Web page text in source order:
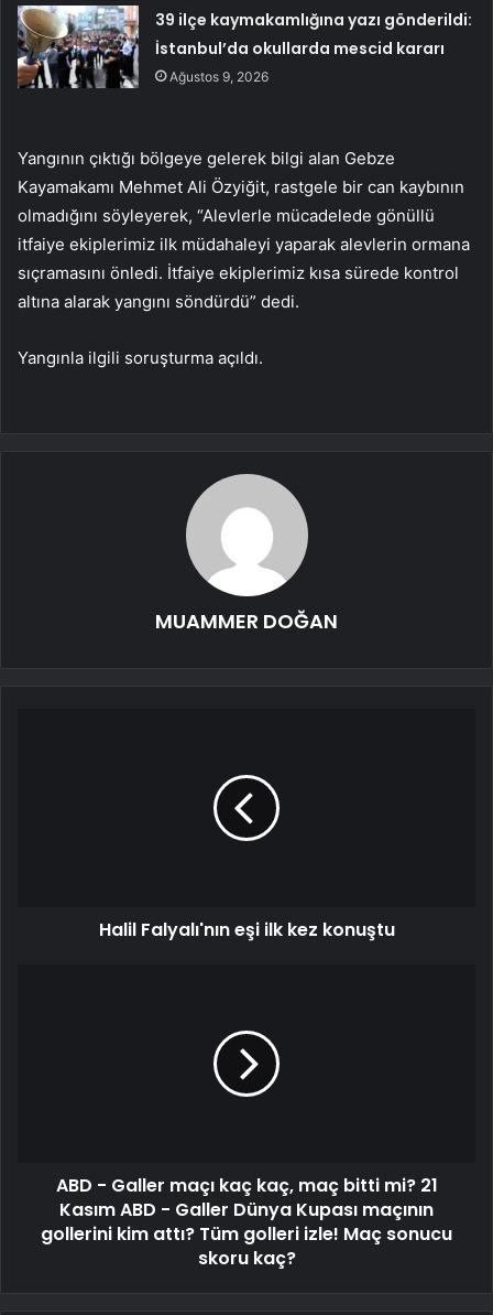
39 ilçe kaymakamlığına yazı gönderildi:
İstanbul’da okullarda mescid kararı
Ağustos 9, 2026
Yangının çıktığı bölgeye gelerek bilgi alan Gebze
Kayamakamı Mehmet Ali Özyiğit, rastgele bir can kaybının
olmadığını söyleyerek, “Alevlerle mücadelede gönüllü
itfaiye ekiplerimiz ilk müdahaleyi yaparak alevlerin ormana
sıçramasını önledi. İtfaiye ekiplerimiz kısa sürede kontrol
altına alarak yangını söndürdü” dedi.
Yangınla ilgili soruşturma açıldı.
MUAMMER DOĞAN
Halil Falyalı'nın eşi ilk kez konuştu
ABD - Galler maçı kaç kaç, maç bitti mi? 21
Kasım ABD - Galler Dünya Kupası maçının
gollerini kim attı? Tüm golleri izle! Maç sonucu
skoru kaç?